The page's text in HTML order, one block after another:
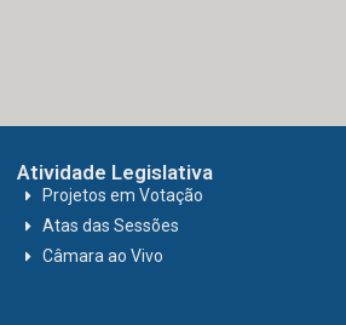
Atividade Legislativa
Projetos em Votação
Atas das Sessões
Câmara ao Vivo